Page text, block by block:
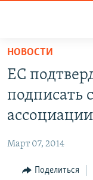
Перейти
основному
содержанию
основной
навигации
Перейти
НОВОСТИ
ЭКОНОМИКА
РЕГИОН
НОВОСТИ
ЕС
подписать
Март 07, 2014
Поделиться